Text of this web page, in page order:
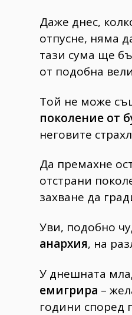
Даже днес,
отпусне, няма
тази сума ще
от подобна
Той не може
поколение от
неговите
Да премахне
отстрани
захване да
Уви, подобно
анархия, на
У днешната
емигрира –
години според